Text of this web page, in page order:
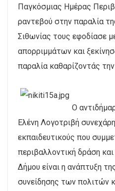
Παγκόσμιας Ημέρας
ραντεβού στην παραλία
Σιθωνίας τους εφοδίασε
απορριμμάτων και
παραλία καθαρίζοντάς
Ο
Ελένη Λογοτριβή
εκπαιδευτικούς που
περιβαλλοντική δράση
Δήμου είναι η ανάπτυξη
συνείδησης των πολιτών